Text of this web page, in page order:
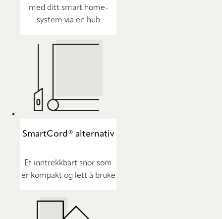
med ditt smart home-
system via en hub
SmartCord® alternativ
Et inntrekkbart snor som
er kompakt og lett å bruke